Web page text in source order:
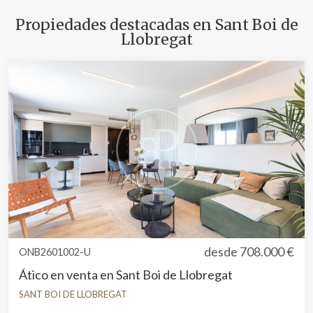
Propiedades destacadas en Sant Boi de
Llobregat
ONB2601002-U desde 708.000 €
Ático en venta en Sant Boi de Llobregat
SANT BOI DE LLOBREGAT
Marketing y publicidad
Estas cookies son utilizadas para almacenar información
a través de la observación continuada de sus hábitos de
navegación. Gracias a ellas, podemos conocer los hábitos
de navegación en el sitio web y mostrar publicidad
relacionada con el perfil de navegación del usuario.